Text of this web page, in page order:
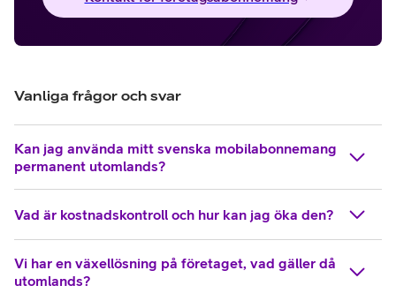
Vanliga frågor och svar
Kan jag använda mitt svenska mobilabonnemang
permanent utomlands?
Vad är kostnadskontroll och hur kan jag öka den?
Vi har en växellösning på företaget, vad gäller då
utomlands?